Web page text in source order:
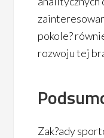
pokole?
rozwoju tej
Zak?ady